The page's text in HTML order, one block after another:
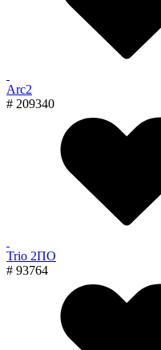
Arc2
# 209340
Trio 2ПО
# 93764